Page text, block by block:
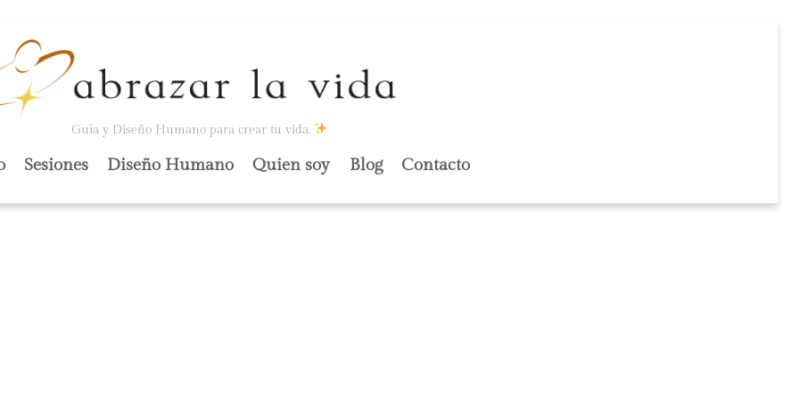
Guía y Diseño Humano para crear tu vida.
Sesiones Diseño Humano Quien soy Blog Contacto